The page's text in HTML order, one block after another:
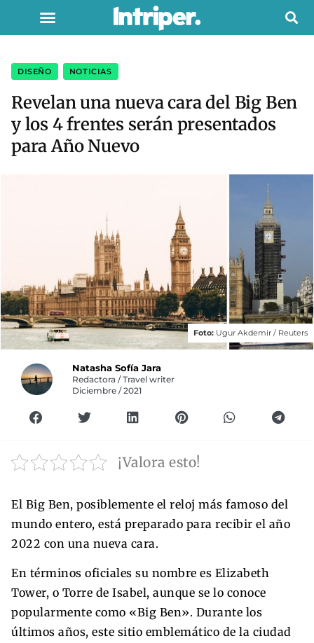
DISEÑO NOTICIAS
Revelan una nueva cara del Big Ben
y los 4 frentes serán presentados
para Año Nuevo
Foto: Ugur Akdemir / Reuters
Natasha Sofía Jara
Redactora / Travel writer
Diciembre / 2021
¡Valora esto!
El Big Ben, posiblemente el reloj más famoso del
mundo entero, está preparado para recibir el año
2022 con una nueva cara.
En términos oficiales su nombre es Elizabeth
Tower, o Torre de Isabel, aunque se lo conoce
popularmente como «Big Ben». Durante los
últimos años, este sitio emblemático de la ciudad